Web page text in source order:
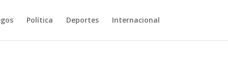
Política Deportes Internacional